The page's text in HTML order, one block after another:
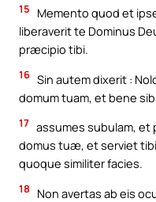
15
Memento quod et
liberaverit te Dominus
præcipio tibi.
16 Sin autem dixerit :
domum tuam, et bene
17 assumes subulam, et
domus tuæ, et serviet
quoque similiter facies.
18
Non avertas ab eis